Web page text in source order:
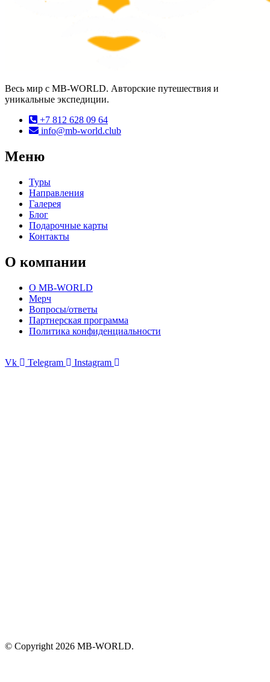
Весь мир с MB-WORLD. Авторские путешествия и
уникальные экспедиции.
+7 812 628 09 64
info@mb-world.club
Меню
Туры
Направления
Галерея
Блог
Подарочные карты
Контакты
О компании
О MB-WORLD
Мерч
Вопросы/ответы
Партнерская программа
Политика конфиденциальности
Vk Telegram Instagram
© Copyright 2026 MB-WORLD.